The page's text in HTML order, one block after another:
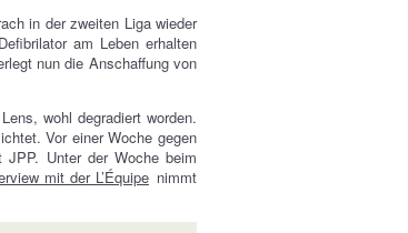
in der zweiten Liga wieder
am Leben erhalten
nun die Anschaffung von
wohl degradiert worden.
Vor einer Woche gegen
Unter der Woche beim
mit der L’Équipe nimmt